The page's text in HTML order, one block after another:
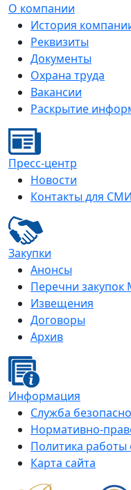
О компании
История
Реквизиты
Документы
Охрана труда
Вакансии
Раскрытие
Пресс-центр
Новости
Контакты для СМИ
Закупки
Анонсы
Перечни
Извещения
Договоры
Архив
Информация
Служба
Нормативно-
Политика работы
Карта сайта